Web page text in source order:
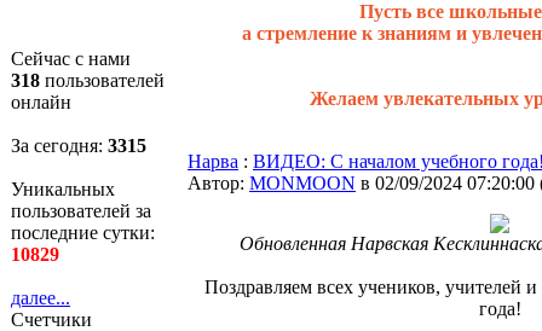
Сейчас с нами
318 пользователей
онлайн
За сегодня: 3315
Уникальных
пользователей за
последние сутки:
10829
далее...
Счетчики
Пусть все школьные
а стремление к знаниям и
Желаем увлекательных
Нарва : ВИДЕО: С началом учебного
Автор: MONMOON в 02/09/2024 07:20:00
Обновленная Нарвская
Поздравляем всех учеников, учителей
года!